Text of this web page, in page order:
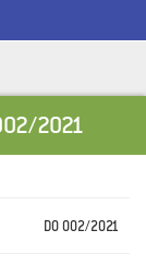
2021
DO 002/2021